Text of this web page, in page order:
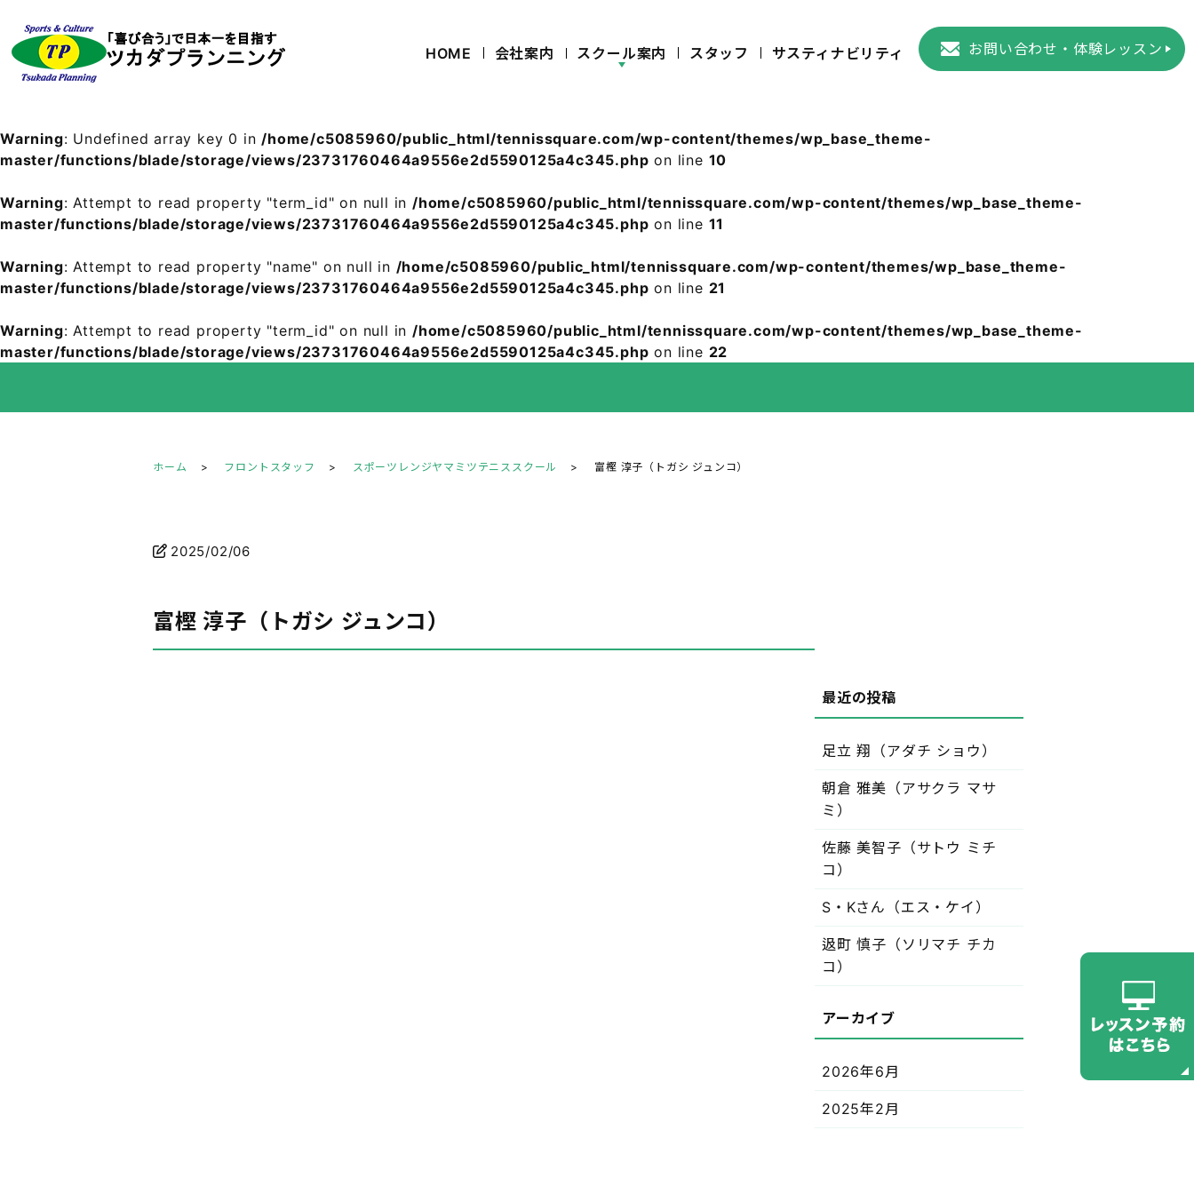
HOME 会社案内 スクール案内 スタッフ サスティナビリティ お問い合わせ・体験レッスン
Warning: Undefined array key 0 in/home/c5085960/public_html/tennissquare.com/wp-content/themes/wp_base_theme-
master/functions/blade/storage/views/23731760464a9556e2d5590125a4c345.php on line 10
Warning: Attempt to read property "term_id" on null in/home/c5085960/public_html/tennissquare.com/wp-content/themes/wp_base_theme-
master/functions/blade/storage/views/23731760464a9556e2d5590125a4c345.php on line 11
Warning: Attempt to read property "name" on null in /home/c5085960/public_html/tennissquare.com/wp-content/themes/wp_base_theme-
master/functions/blade/storage/views/23731760464a9556e2d5590125a4c345.php on line 21
Warning: Attempt to read property "term_id" on null in/home/c5085960/public_html/tennissquare.com/wp-content/themes/wp_base_theme-
master/functions/blade/storage/views/23731760464a9556e2d5590125a4c345.php on line 22
ホーム フロントスタッフ スポーツレンジヤマミツテニススクール 富樫 淳子（トガシ ジュンコ）
2025/02/06
富樫 淳子（トガシ ジュンコ）
足立 翔（アダチ ショウ）
朝倉 雅美（アサクラ マサ
ミ）
佐藤 美智子（サトウ ミチ
コ）
S・Kさん（エス・ケイ）
﨤町 慎子（ソリマチ チカ
コ）
2026年6月
2025年2月